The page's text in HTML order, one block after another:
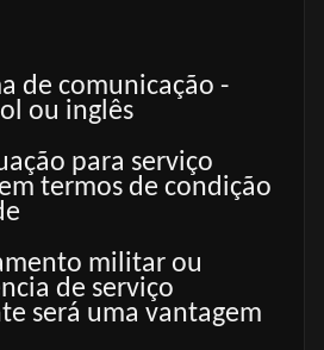
de comunicação -
ou inglês
para serviço
termos de condição
militar ou
de serviço
será uma vantagem